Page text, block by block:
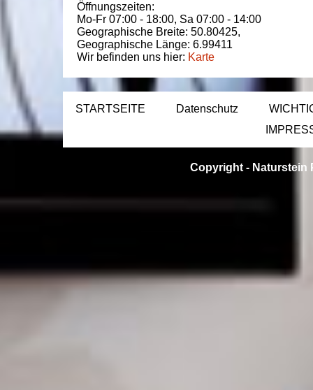
Öffnungszeiten:
Mo-Fr 07:00 - 18:00, Sa 07:00 - 14:00
Geographische Breite: 50.80425,
Geographische Länge: 6.99411
Wir befinden uns hier: Karte
STARTSEITE Datenschutz
Copyright - Naturstein